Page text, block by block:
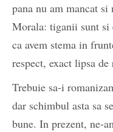
pana nu am mancat si
Morala: tiganii sunt si
ca avem stema in
respect, exact lipsa
Trebuie sa-i
dar schimbul asta sa
bune. In prezent, ne-